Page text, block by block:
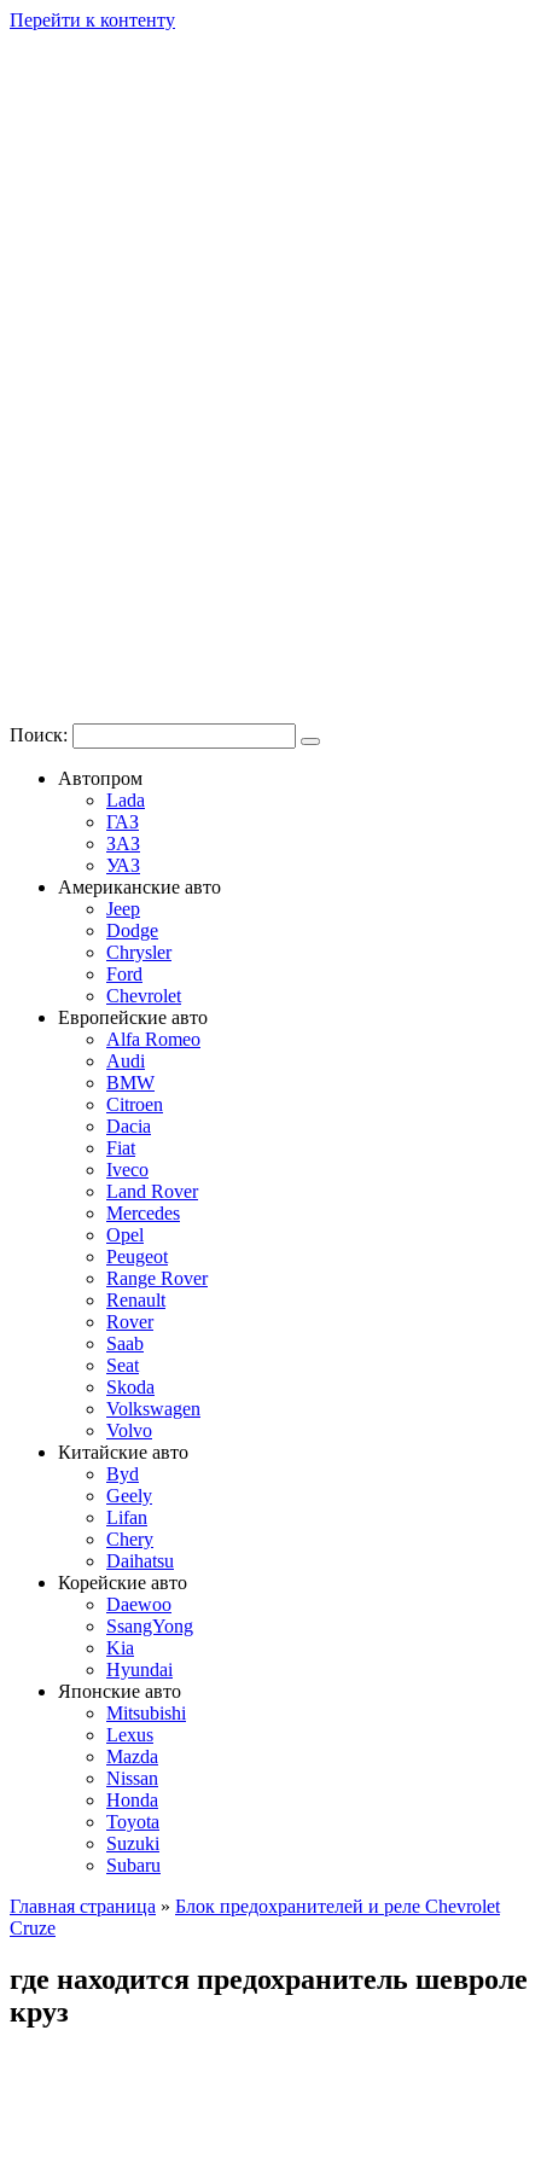
Перейти к контенту
Поиск:
Автопром
Lada
ГАЗ
ЗАЗ
УАЗ
Американские авто
Jeep
Dodge
Chrysler
Ford
Chevrolet
Европейские авто
Alfa Romeo
Audi
BMW
Citroen
Dacia
Fiat
Iveco
Land Rover
Mercedes
Opel
Peugeot
Range Rover
Renault
Rover
Saab
Seat
Skoda
Volkswagen
Volvo
Китайские авто
Byd
Geely
Lifan
Chery
Daihatsu
Корейские авто
Daewoo
SsangYong
Kia
Hyundai
Японские авто
Mitsubishi
Lexus
Mazda
Nissan
Honda
Toyota
Suzuki
Subaru
Главная страница » Блок предохранителей и реле Chevrolet
Cruze
где находится предохранитель шевроле
круз